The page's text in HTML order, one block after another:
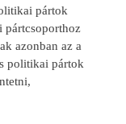
pártok
pártcsoporthoz
azonban az a
politikai pártok